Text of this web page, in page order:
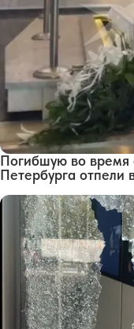
Погибшую во время
Петербурга отпели